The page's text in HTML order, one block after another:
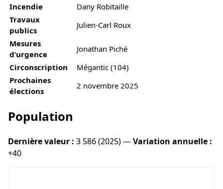
Incendie
Dany Robitaille
Travaux
publics
Julien-Carl Roux
Mesures
d’urgence
Jonathan Piché
Circonscription
Mégantic (104)
Prochaines
élections
2 novembre 2025
Population
Dernière valeur : 3 586 (2025) —Variation annuelle :
+40